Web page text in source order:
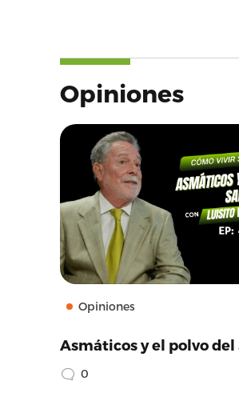
Opiniones
Opiniones
Asmáticos y el polvo del
0